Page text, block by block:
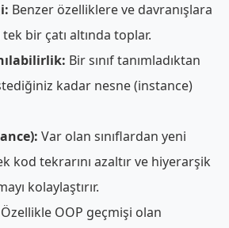
Benzer özelliklere ve davranışlara
bir çatı altında toplar.
Bir sınıf tanımladıktan
kadar nesne (instance)
Var olan sınıflardan yeni
kod tekrarını azaltır ve hiyerarşik
kolaylaştırır.
Özellikle OOP geçmişi olan